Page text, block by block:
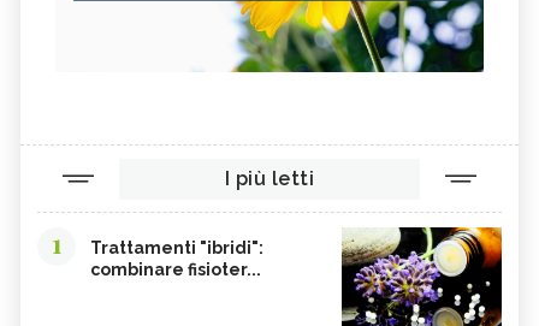
I più letti
1
Trattamenti "ibridi":
combinare fisioter...